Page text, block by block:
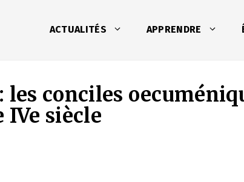
ACTUALITÉS APPRENDRE
conciles
siècle